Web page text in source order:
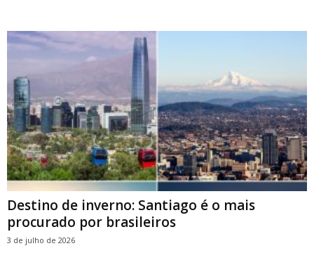
Destino de inverno: Santiago é o mais
procurado por brasileiros
3 de julho de 2026